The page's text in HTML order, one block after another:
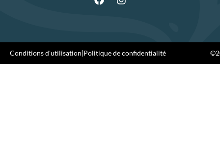
Conditions d'utilisation|Politique de confidentialité